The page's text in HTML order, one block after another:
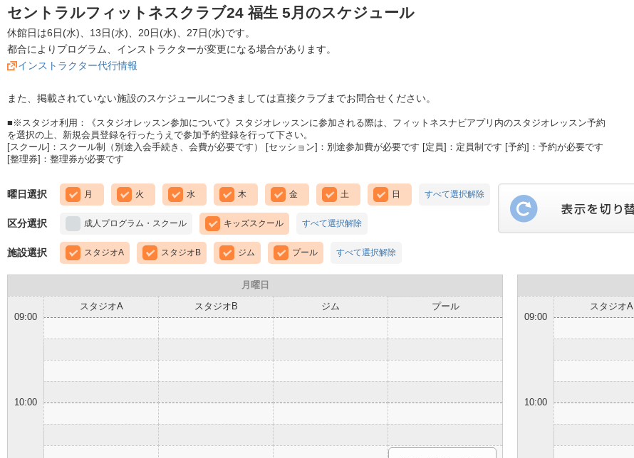
セントラルフィットネスクラブ24 福生 5月のスケジュール
休館日は6日(水)、13日(水)、20日(水)、27日(水)です。
都合によりプログラム、インストラクターが変更になる場合があります。
インストラクター代行情報
また、掲載されていない施設のスケジュールにつきましては直接クラブまでお問合せください。
■※スタジオ利用：《スタジオレッスン参加について》スタジオレッスンに参加される際は、フィットネスナビアプリ内のスタジオレッスン予約
を選択の上、新規会員登録を行ったうえで参加予約登録を行って下さい。
[スクール]：スクール制（別途入会手続き、会費が必要です） [セッション]：別途参加費が必要です [定員]：定員制です [予約]：予約が必要です
[整理券]：整理券が必要です
曜日選択 月 火 水 木 金 土 日 すべて選択解除
区分選択 成人プログラム・スクール キッズスクール すべて選択解除
施設選択 スタジオA スタジオB ジム プール すべて選択解除
月曜日
スタジオA スタジオB ジム
プール
09:00
10:00
スタジオA
09:00
10:00